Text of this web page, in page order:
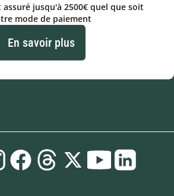
jusqu'à 2500€ quel que soit
mode de paiement
En savoir plus